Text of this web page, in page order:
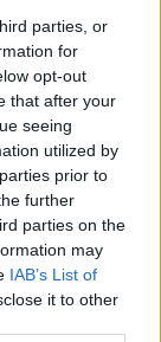
parties, or
for
opt-out
that after your
seeing
utilized by
prior to
further
parties on the
may
IAB’s List of
it to other
della